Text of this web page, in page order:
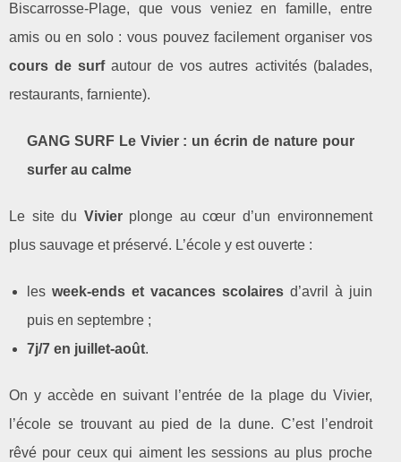
Biscarrosse‑Plage, que vous veniez en famille, entre
amis ou en solo : vous pouvez facilement organiser vos
cours de surfautour de vos autres activités (balades,
restaurants, farniente).
GANG SURF Le Vivier : un écrin de nature pour
surfer au calme
Le site du Vivierplonge au cœur d’un environnement
plus sauvage et préservé. L’école y est ouverte :
les week‑ends et vacances scolairesd’avril à juin
puis en septembre ;
7j/7 en juillet‑août.
On y accède en suivant l’entrée de la plage du Vivier,
l’école se trouvant au pied de la dune. C’est l’endroit
rêvé pour ceux qui aiment les sessions au plus proche